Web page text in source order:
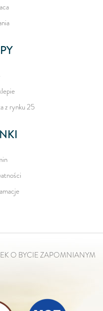
z rynku 25
O BYCIE ZAPOMNIANYM